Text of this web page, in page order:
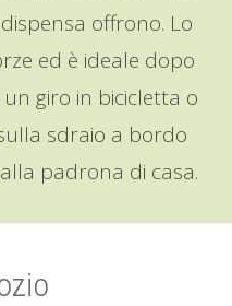
offrono. Lo
ed è ideale dopo
giro in bicicletta o
sdraio a bordo
padrona di casa.